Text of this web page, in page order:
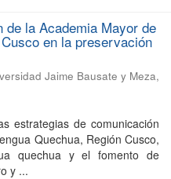
de la Academia Mayor de
en la preservación
Jaime Bausate y Meza,
estrategias de comunicación
Quechua, Región Cusco,
quechua y el fomento de
y ...